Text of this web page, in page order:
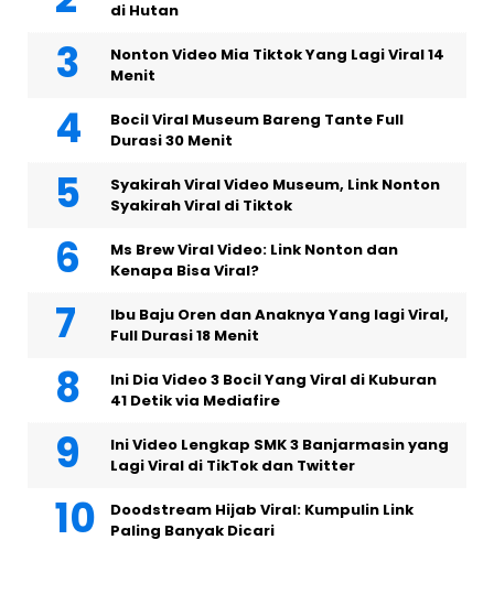
di Hutan
Nonton Video Mia Tiktok Yang Lagi Viral 14
Menit
Bocil Viral Museum Bareng Tante Full
Durasi 30 Menit
Syakirah Viral Video Museum, Link Nonton
Syakirah Viral di Tiktok
Ms Brew Viral Video: Link Nonton dan
Kenapa Bisa Viral?
Ibu Baju Oren dan Anaknya Yang lagi Viral,
Full Durasi 18 Menit
Ini Dia Video 3 Bocil Yang Viral di Kuburan
41 Detik via Mediafire
Ini Video Lengkap SMK 3 Banjarmasin yang
Lagi Viral di TikTok dan Twitter
Doodstream Hijab Viral: Kumpulin Link
Paling Banyak Dicari